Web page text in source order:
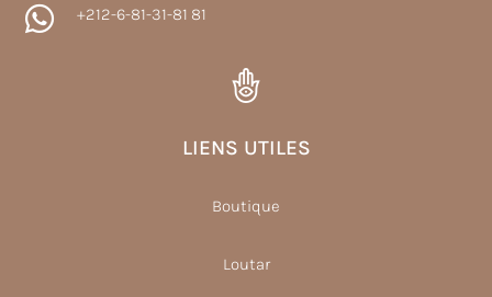
 +212-6-81-31-81 81
LIENS UTILES
Boutique
Loutar